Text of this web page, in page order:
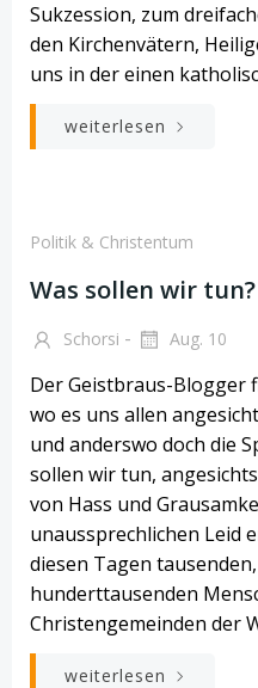
Sukzession, zum
den Kirchenvätern,
uns in der einen
weiterlesen
Politik & Christentum
Was sollen wir tun?
Schorsi - Aug. 10
Der Geistbraus-Blogger
wo es uns allen
und anderswo doch die
sollen wir tun,
von Hass und
unaussprechlichen Leid
diesen Tagen
hunderttausenden
Christengemeinden der
weiterlesen